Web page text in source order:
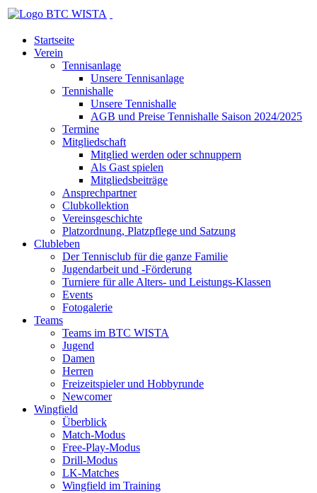
Startseite
Verein
Tennisanlage
Unsere Tennisanlage
Tennishalle
Unsere Tennishalle
AGB und Preise Tennishalle Saison 2024/2025
Termine
Mitgliedschaft
Mitglied werden oder schnuppern
Als Gast spielen
Mitgliedsbeiträge
Ansprechpartner
Clubkollektion
Vereinsgeschichte
Platzordnung, Platzpflege und Satzung
Clubleben
Der Tennisclub für die ganze Familie
Jugendarbeit und -Förderung
Turniere für alle Alters- und Leistungs-Klassen
Events
Fotogalerie
Teams
Teams im BTC WISTA
Jugend
Damen
Herren
Freizeitspieler und Hobbyrunde
Newcomer
Wingfield
Überblick
Match-Modus
Free-Play-Modus
Drill-Modus
LK-Matches
Wingfield im Training